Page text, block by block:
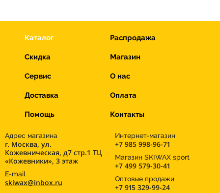
Каталог Распродажа
Скидка Магазин
Сервис О нас
Доставка Оплата
Помощь Контакты
Адрес магазина
г. Москва, ул.
Кожевническая, д7 стр.1 ТЦ
«Кожевники», 3 этаж
E-mail
skiwax@inbox.ru
Интернет-магазин
+7 985 998-96-71
Магазин SKIWAX sport
+7 499 579-30-41
Оптовые продажи
+7 915 329-99-24